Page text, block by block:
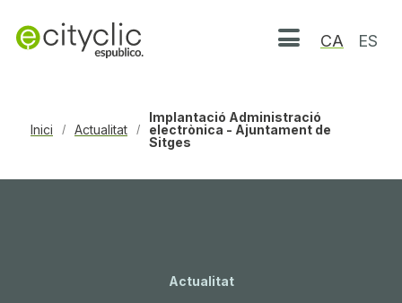
Obrir menú
CA ES
Inici / Actualitat /
Implantació Administració
electrònica - Ajuntament de
Sitges
Actualitat